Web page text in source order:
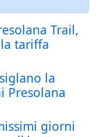
Trail,
tariffa
la
Presolana
giorni